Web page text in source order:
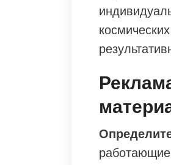
работающие